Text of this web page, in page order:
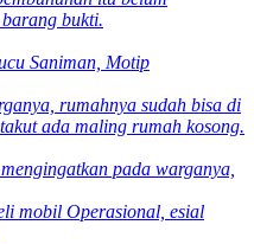
Saniman, Motip
pada warganya,